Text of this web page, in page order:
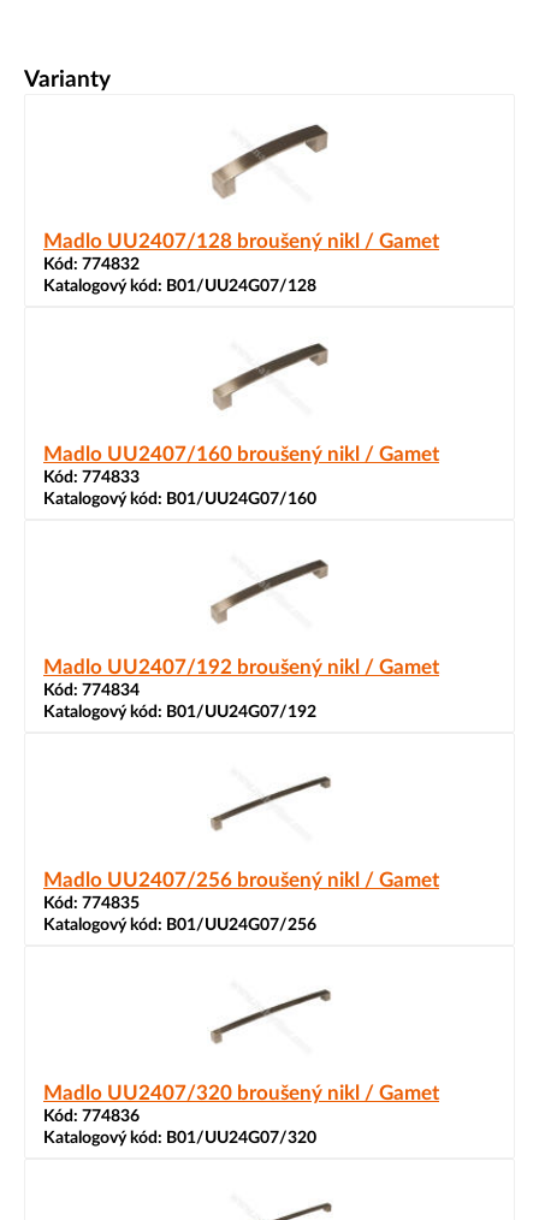
Varianty
Madlo UU2407/128 broušený nikl / Gamet
Kód: 774832
Katalogový kód: B01/UU24G07/128
Madlo UU2407/160 broušený nikl / Gamet
Kód: 774833
Katalogový kód: B01/UU24G07/160
Madlo UU2407/192 broušený nikl / Gamet
Kód: 774834
Katalogový kód: B01/UU24G07/192
Madlo UU2407/256 broušený nikl / Gamet
Kód: 774835
Katalogový kód: B01/UU24G07/256
Madlo UU2407/320 broušený nikl / Gamet
Kód: 774836
Katalogový kód: B01/UU24G07/320